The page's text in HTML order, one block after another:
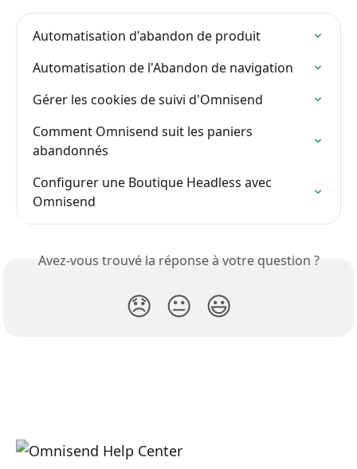
Automatisation d'abandon de produit
Automatisation de l'Abandon de navigation
Gérer les cookies de suivi d'Omnisend
Comment Omnisend suit les paniers
abandonnés
Configurer une Boutique Headless avec
Omnisend
Avez-vous trouvé la réponse à votre question ?
😞 😐 😃